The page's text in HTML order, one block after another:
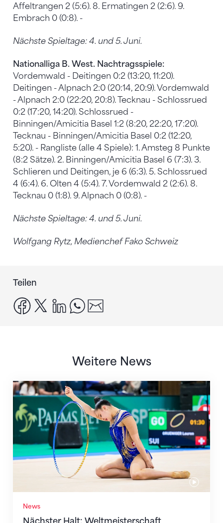
Affeltrangen 2 (5:6). 8. Ermatingen 2 (2:6). 9.
Embrach 0 (0:8). -
Nächste Spieltage: 4. und 5. Juni.
Nationalliga B. West. Nachtragsspiele:
Vordemwald - Deitingen 0:2 (13:20, 11:20).
Deitingen - Alpnach 2:0 (20:14, 20:9). Vordemwald
- Alpnach 2:0 (22:20, 20:8). Tecknau - Schlossrued
0:2 (17:20, 14:20). Schlossrued -
Binningen/Amicitia Basel 1:2 (8:20, 22:20, 17:20).
Tecknau - Binningen/Amicitia Basel 0:2 (12:20,
5:20). - Rangliste (alle 4 Spiele): 1. Amsteg 8 Punkte
(8:2 Sätze). 2. Binningen/Amicitia Basel 6 (7:3). 3.
Schlieren und Deitingen, je 6 (6:3). 5. Schlossrued
4 (6:4). 6. Olten 4 (5:4). 7. Vordemwald 2 (2:6). 8.
Tecknau 0 (1:8). 9. Alpnach 0 (0:8). -
Nächste Spieltage: 4. und 5. Juni.
Wolfgang Rytz, Medienchef Fako Schweiz
Teilen
facebook
x linkedinwhatsapp
Weitere News
News
Nächster Halt: Weltmeisterschaft